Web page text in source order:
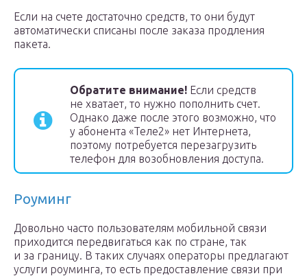
Если на счете достаточно средств, то они будут
автоматически списаны после заказа продления
пакета.
Обратите внимание! Если средств
не хватает, то нужно пополнить счет.
Однако даже после этого возможно, что
у абонента «Теле2» нет Интернета,
поэтому потребуется перезагрузить
телефон для возобновления доступа.
Роуминг
Довольно часто пользователям мобильной связи
приходится передвигаться как по стране, так
и за границу. В таких случаях операторы предлагают
услуги роуминга, то есть предоставление связи при